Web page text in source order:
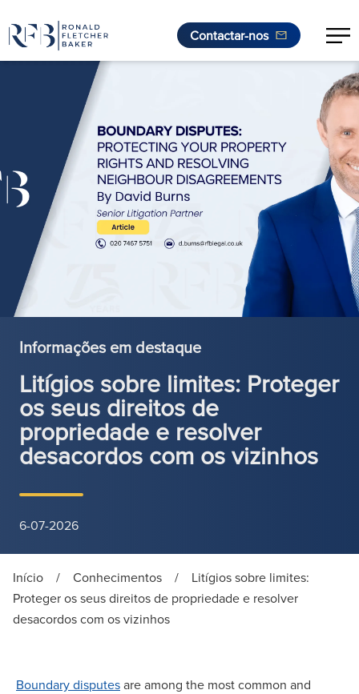
Saltar para o conteúdo
Contactar-nos
Informações em destaque
Litígios sobre limites: Proteger
os seus direitos de
propriedade e resolver
desacordos com os vizinhos
6-07-2026
Início / Conhecimentos /
Litígios sobre limites:
Proteger os seus direitos de propriedade e resolver
desacordos com os vizinhos
Boundary disputesare among the most common and